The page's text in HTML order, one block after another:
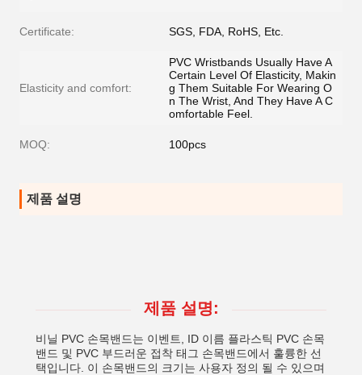
Certificate: SGS, FDA, RoHS, Etc.
Elasticity and comfort:
PVC Wristbands Usually Have A
Certain Level Of Elasticity, Makin
g Them Suitable For Wearing O
n The Wrist, And They Have A C
omfortable Feel.
MOQ: 100pcs
제품 설명
제품 설명:
비닐 PVC 손목밴드는 이벤트, ID 이름 플라스틱 PVC 손목
밴드 및 PVC 부드러운 접착 태그 손목밴드에서 훌륭한 선
택입니다. 이 손목밴드의 크기는 사용자 정의 될 수 있으며